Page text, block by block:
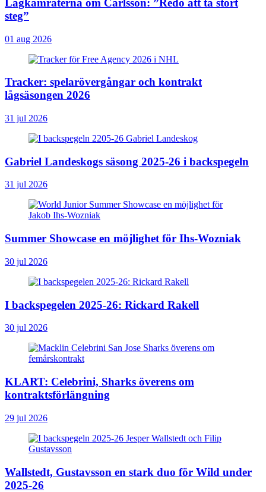
Lagkamraterna om Carlsson: ”Redo att ta stort
steg”
01 aug 2026
Tracker: spelarövergångar och kontrakt
lågsäsongen 2026
31 jul 2026
Gabriel Landeskogs säsong 2025-26 i backspegeln
31 jul 2026
Summer Showcase en möjlighet för Ihs-Wozniak
30 jul 2026
I backspegelen 2025-26: Rickard Rakell
30 jul 2026
KLART: Celebrini, Sharks överens om
kontraktsförlängning
29 jul 2026
Wallstedt, Gustavsson en stark duo för Wild under
2025-26